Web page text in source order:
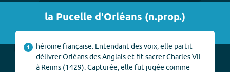
la Pucelle d'Orléans (n.prop.)
1
héroïne française. Entendant des voix, elle partit
délivrer Orléans des Anglais et fit sacrer Charles VII
à Reims (1429). Capturée, elle fut jugée comme